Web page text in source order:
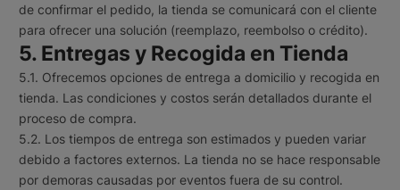
de confirmar el pedido, la tienda se comunicará con el cliente
para ofrecer una solución (reemplazo, reembolso o crédito).
5. Entregas y Recogida en Tienda
5.1. Ofrecemos opciones de entrega a domicilio y recogida en
tienda. Las condiciones y costos serán detallados durante el
proceso de compra.
5.2. Los tiempos de entrega son estimados y pueden variar
debido a factores externos. La tienda no se hace responsable
por demoras causadas por eventos fuera de su control.